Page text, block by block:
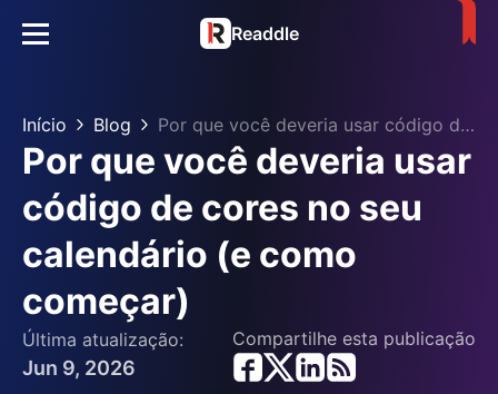
Readdle
Início Blog Por que você deveria usar código de cores no seu calendário (e como começar)
Por que você deveria usar
código de cores no seu
calendário (e como
começar)
Última atualização:
Jun 9, 2026
Compartilhe esta publicação